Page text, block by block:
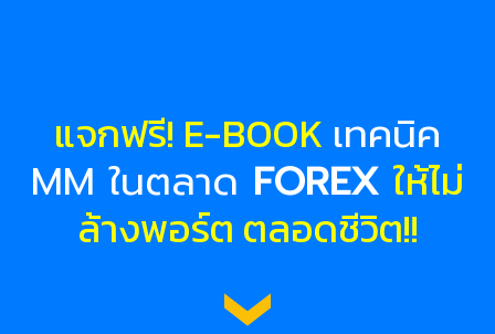
แจกฟรี! E-BOOK เทคนิค
MM ในตลาด FOREX ให้ไม่
ล้างพอร์ต ตลอดชีวิต!!